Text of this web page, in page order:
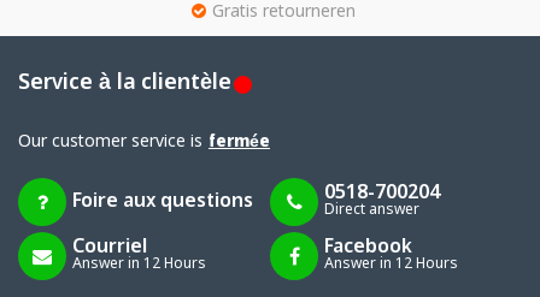
Gratis retourneren
Service à la clientèle
Our customer service is fermée
Foire aux questions 0518-700204
Direct answer
Courriel
Answer in 12 Hours
Facebook
Answer in 12 Hours